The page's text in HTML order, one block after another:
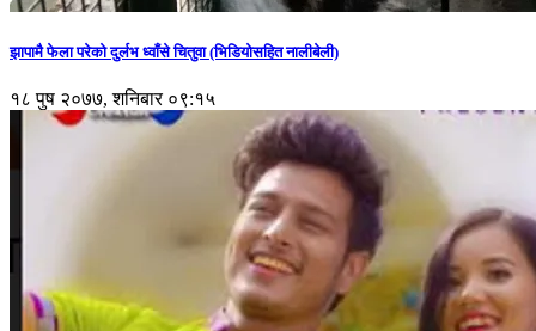
झापामै फेला परेको दुर्लभ ध्वाँसे चितुवा (भिडियोसहित नालीबेली)
१८ पुष २०७७, शनिबार ०९:१५